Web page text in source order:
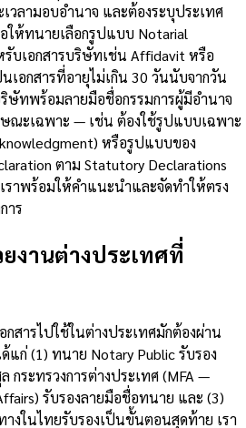
วลามอบอำนาจ และต้องระบุประเทศ
ให้ทนายเลือกรูปแบบ Notarial
บเอกสารบริษัทเช่น Affidavit หรือ
เอกสารที่อายุไม่เกิน 30 วันนับจากวัน
ษัทพร้อมลายมือชื่อกรรมการผู้มีอำนาจ
ษณะเฉพาะ — เช่น ต้องใช้รูปแบบเฉพาะ
หรือรูปแบบของ
ตาม Statutory Declarations
าพร้อมให้คำแนะนำและจัดทำให้ตรง
าร
งานต่างประเทศที่
สารไปใช้ในต่างประเทศมักต้องผ่าน
แก่ (1) ทนาย Notary Public รับรอง
กระทรวงการต่างประเทศ (MFA —
รับรองลายมือชื่อทนาย และ (3)
งในไทยรับรองเป็นขั้นตอนสุดท้าย เรา